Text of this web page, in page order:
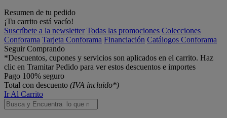
Resumen de tu pedido
¡Tu carrito está vacío!
Suscríbete a la newsletter Todas las promociones Colecciones
Conforama Tarjeta Conforama Financiación Catálogos Conforama
Seguir Comprando
*Descuentos, cupones y servicios son aplicados en el carrito. Haz
clic en Tramitar Pedido para ver estos descuentos e importes
Pago 100% seguro
Total con descuento (IVA incluido*)
Ir Al Carrito